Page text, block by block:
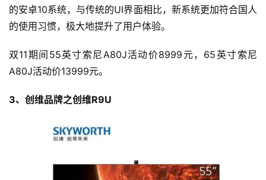
的安卓10系统，与传统的UI界面相比，新系统更加符合国人
的使用习惯，极大地提升了用户体验。
双11期间55英寸索尼A80J活动价8999元，65英寸索尼
A80J活动价13999元。
3、创维品牌之创维R9U